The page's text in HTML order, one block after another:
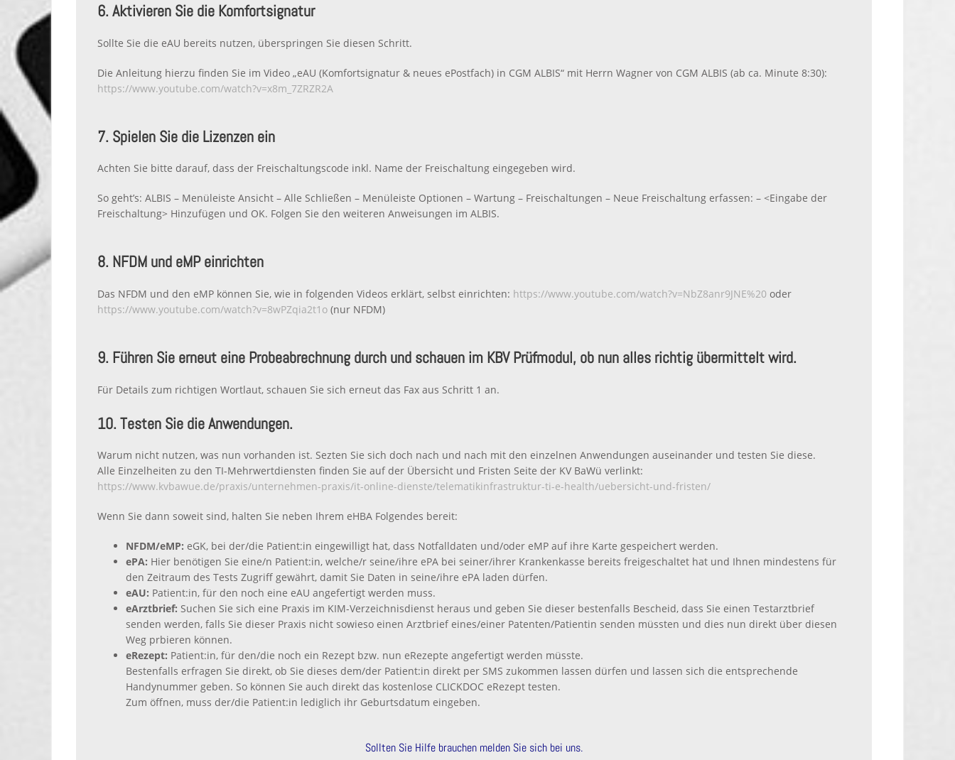
6. Aktivieren Sie die Komfortsignatur
Sollte Sie die eAU bereits nutzen, überspringen Sie diesen Schritt.
Die Anleitung hierzu finden Sie im Video „eAU (Komfortsignatur & neues ePostfach) in CGM ALBIS“ mit Herrn Wagner von CGM ALBIS (ab ca. Minute 8:30):
https://www.youtube.com/watch?v=x8m_7ZRZR2A
7. Spielen Sie die Lizenzen ein
Achten Sie bitte darauf, dass der Freischaltungscode inkl. Name der Freischaltung eingegeben wird.
So geht’s: ALBIS – Menüleiste Ansicht – Alle Schließen – Menüleiste Optionen – Wartung – Freischaltungen – Neue Freischaltung erfassen: – <Eingabe der
Freischaltung> Hinzufügen und OK. Folgen Sie den weiteren Anweisungen im ALBIS.
8. NFDM und eMP einrichten
Das NFDM und den eMP können Sie, wie in folgenden Videos erklärt, selbst einrichten: https://www.youtube.com/watch?v=NbZ8anr9JNE%20 oder
https://www.youtube.com/watch?v=8wPZqia2t1o (nur NFDM)
9. Führen Sie erneut eine Probeabrechnung durch und schauen im KBV Prüfmodul, ob nun alles richtig übermittelt wird.
Für Details zum richtigen Wortlaut, schauen Sie sich erneut das Fax aus Schritt 1 an.
10. Testen Sie die Anwendungen.
Warum nicht nutzen, was nun vorhanden ist. Sezten Sie sich doch nach und nach mit den einzelnen Anwendungen auseinander und testen Sie diese.
Alle Einzelheiten zu den TI-Mehrwertdiensten finden Sie auf der Übersicht und Fristen Seite der KV BaWü verlinkt:
https://www.kvbawue.de/praxis/unternehmen-praxis/it-online-dienste/telematikinfrastruktur-ti-e-health/uebersicht-und-fristen/
Wenn Sie dann soweit sind, halten Sie neben Ihrem eHBA Folgendes bereit:
NFDM/eMP: eGK, bei der/die Patient:in eingewilligt hat, dass Notfalldaten und/oder eMP auf ihre Karte gespeichert werden.
ePA: Hier benötigen Sie eine/n Patient:in, welche/r seine/ihre ePA bei seiner/ihrer Krankenkasse bereits freigeschaltet hat und Ihnen mindestens für
den Zeitraum des Tests Zugriff gewährt, damit Sie Daten in seine/ihre ePA laden dürfen.
eAU: Patient:in, für den noch eine eAU angefertigt werden muss.
eArztbrief: Suchen Sie sich eine Praxis im KIM-Verzeichnisdienst heraus und geben Sie dieser bestenfalls Bescheid, dass Sie einen Testarztbrief
senden werden, falls Sie dieser Praxis nicht sowieso einen Arztbrief eines/einer Patenten/Patientin senden müssten und dies nun direkt über diesen
Weg prbieren können.
eRezept: Patient:in, für den/die noch ein Rezept bzw. nun eRezepte angefertigt werden müsste.
Bestenfalls erfragen Sie direkt, ob Sie dieses dem/der Patient:in direkt per SMS zukommen lassen dürfen und lassen sich die entsprechende
Handynummer geben. So können Sie auch direkt das kostenlose CLICKDOC eRezept testen.
Zum öffnen, muss der/die Patient:in lediglich ihr Geburtsdatum eingeben.
Sollten Sie Hilfe brauchen melden Sie sich bei uns.